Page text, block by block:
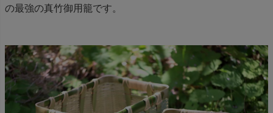
の最強の真竹御用籠です。